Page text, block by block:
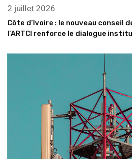
Guinée : derrière les